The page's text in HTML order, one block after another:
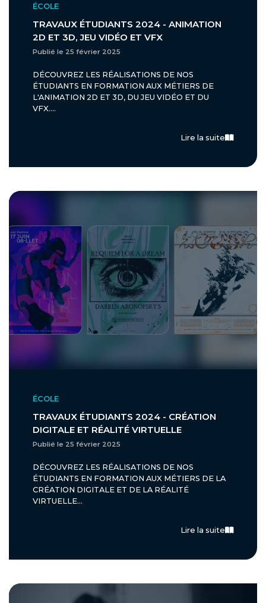
ÉCOLE
TRAVAUX ÉTUDIANTS 2024 - ANIMATION
2D ET 3D, JEU VIDÉO ET VFX
Publié le 25 février 2025
DÉCOUVREZ LES RÉALISATIONS DE NOS
ÉTUDIANTS EN FORMATION AUX MÉTIERS DE
L'ANIMATION 2D ET 3D, DU JEU VIDÉO ET DU
VFX....
Lire la suite
ÉCOLE
TRAVAUX ÉTUDIANTS 2024 - CRÉATION
DIGITALE ET RÉALITÉ VIRTUELLE
Publié le 25 février 2025
DÉCOUVREZ LES RÉALISATIONS DE NOS
ÉTUDIANTS EN FORMATION AUX MÉTIERS DE LA
CRÉATION DIGITALE ET DE LA RÉALITÉ
VIRTUELLE...
Lire la suite